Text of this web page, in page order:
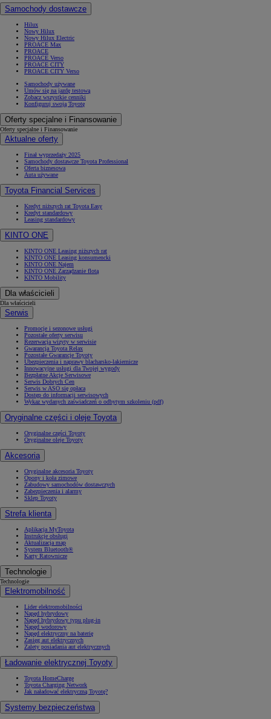
Samochody dostawcze
Hilux
Nowy Hilux
Nowy Hilux Electric
PROACE Max
PROACE
PROACE Verso
PROACE CITY
PROACE CITY Verso
Samochody używane
Umów się na jazdę testową
Zobacz wszystkie cenniki
Konfiguruj swoją Toyotę
Oferty specjalne i Finansowanie
Oferty specjalne i Finansowanie
Aktualne oferty
Finał wyprzedaży 2025
Samochody dostawcze Toyota Professional
Oferta biznesowa
Auta używane
Toyota Financial Services
Kredyt niższych rat Toyota Easy
Kredyt standardowy
Leasing standardowy
KINTO ONE
KINTO ONE Leasing niższych rat
KINTO ONE Leasing konsumencki
KINTO ONE Najem
KINTO ONE Zarządzanie flotą
KINTO Mobility
Dla właścicieli
Dla właścicieli
Serwis
Promocje i sezonowe usługi
Pozostałe oferty serwisu
Rezerwacja wizyty w serwisie
Gwarancja Toyota Relax
Pozostałe Gwarancje Toyoty
Ubezpieczenia i naprawy blacharsko-lakiernicze
Innowacyjne usługi dla Twojej wygody
Bezpłatne Akcje Serwisowe
Serwis Dobrych Cen
Serwis w ASO się opłaca
Dostęp do informacji serwisowych
Wykaz wydanych zaświadczeń o odbytym szkoleniu (pdf)
Oryginalne części i oleje Toyota
Oryginalne części Toyoty
Oryginalne oleje Toyoty
Akcesoria
Oryginalne akcesoria Toyoty
Opony i koła zimowe
Zabudowy samochodów dostawczych
Zabezpieczenia i alarmy
Sklep Toyoty
Strefa klienta
Aplikacja MyToyota
Instrukcje obsługi
Aktualizacja map
System Bluetooth®
Karty Ratownicze
Technologie
Technologie
Elektromobilność
Lider elektromobilności
Napęd hybrydowy
Napęd hybrydowy typu plug-in
Napęd wodorowy
Napęd elektryczny na baterię
Zasięg aut elektrycznych
Zalety posiadania aut elektrycznych
Ładowanie elektrycznej Toyoty
Toyota HomeCharge
Toyota Charging Network
Jak naładować elektryczną Toyotę?
Systemy bezpieczeństwa